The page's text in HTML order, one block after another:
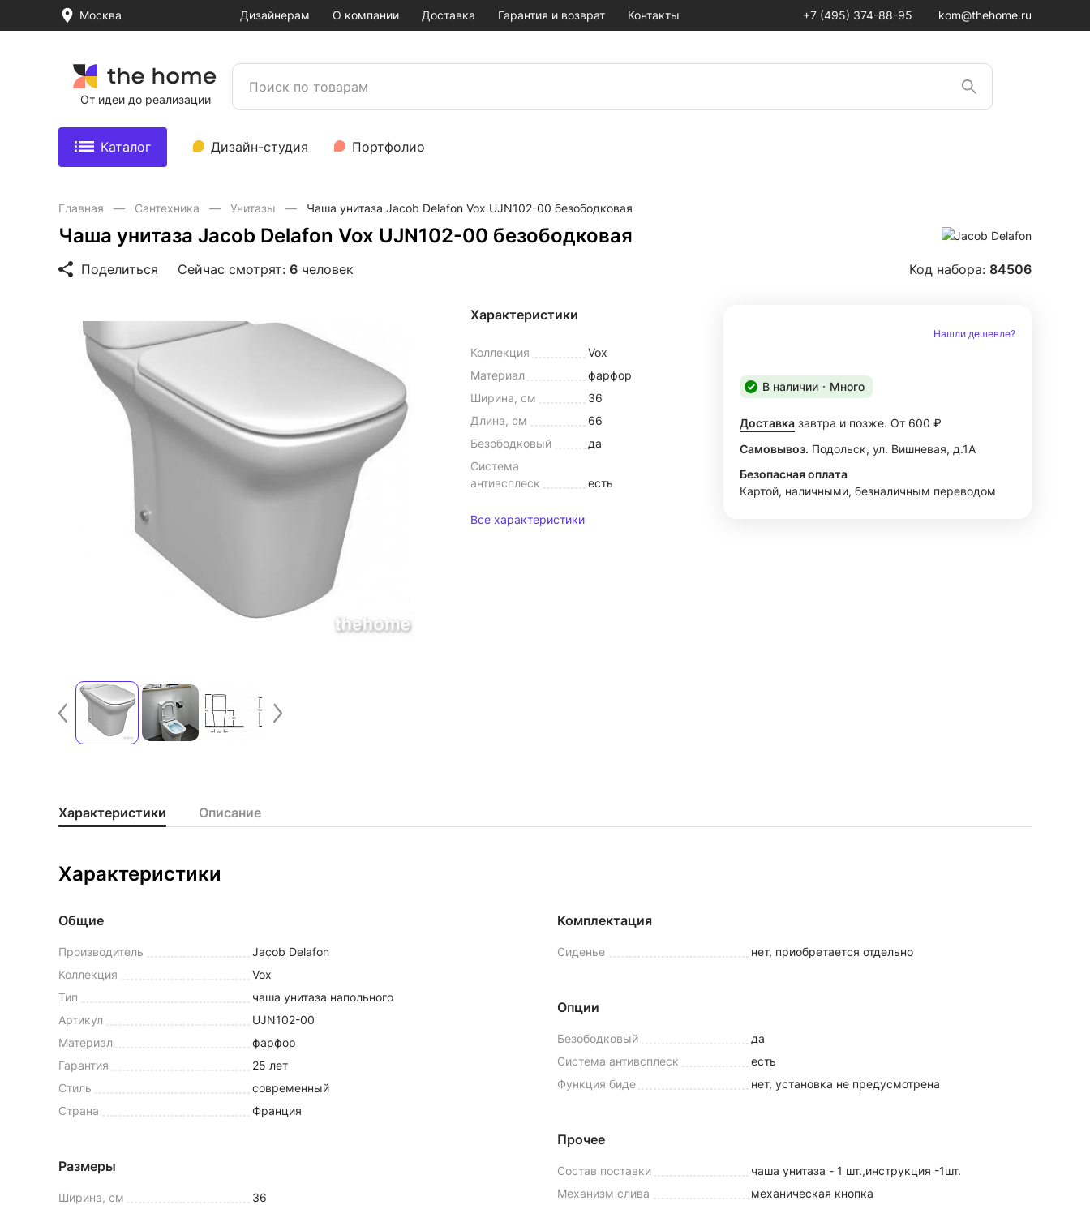
Москва Дизайнерам О компании Доставка Гарантия и возврат Контакты +7 (495) 374-88-95 kom@thehome.ru
От идеи до реализации
Каталог Дизайн-студия Портфолио
Главная Сантехника Унитазы Чаша унитаза Jacob Delafon Vox UJN102-00 безободковая
Чаша унитаза Jacob Delafon Vox UJN102-00 безободковая
Поделиться Сейчас смотрят: 6 человек Код набора: 84506
Характеристики
Коллекция
Vox
Материал
фарфор
Ширина, см
36
Длина, см
66
Безободковый
да
Система
антивсплеск
есть
Все характеристики
Нашли дешевле?
В наличии Много
Доставка завтра и позже. От 600 ₽
Самовывоз. Подольск, ул. Вишневая, д.1А
Безопасная оплата
Картой, наличными, безналичным переводом
Характеристики Описание
Характеристики
Общие
Производитель
Jacob Delafon
Коллекция
Vox
Тип
чаша унитаза напольного
Артикул
UJN102-00
Материал
фарфор
Гарантия
25 лет
Стиль
современный
Страна
Франция
Размеры
Ширина, см
36
Комплектация
Сиденье нет, приобретается отдельно
Опции
Безободковый
да
Система антивсплеск
есть
Функция биде
нет, установка не предусмотрена
Прочее
Состав поставки
чаша унитаза - 1 шт.,инструкция -1шт.
Механизм слива
механическая кнопка